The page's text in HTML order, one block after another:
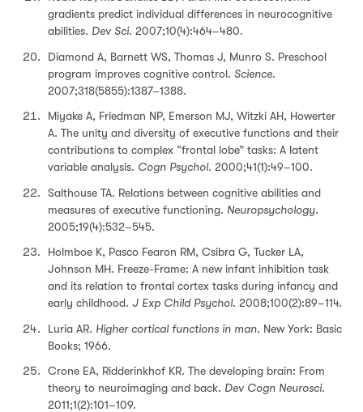
gradients predict individual differences in neurocognitive
abilities. Dev Sci. 2007;10(4):464–480.
Diamond A, Barnett WS, Thomas J, Munro S. Preschool
program improves cognitive control. Science.
2007;318(5855):1387–1388.
Miyake A, Friedman NP, Emerson MJ, Witzki AH, Howerter
A. The unity and diversity of executive functions and their
contributions to complex “frontal lobe” tasks: A latent
variable analysis. Cogn Psychol. 2000;41(1):49–100.
Salthouse TA. Relations between cognitive abilities and
measures of executive functioning. Neuropsychology.
2005;19(4):532–545.
Holmboe K, Pasco Fearon RM, Csibra G, Tucker LA,
Johnson MH. Freeze-Frame: A new infant inhibition task
and its relation to frontal cortex tasks during infancy and
early childhood. J Exp Child Psychol. 2008;100(2):89–114.
Luria AR. Higher cortical functions in man. New York: Basic
Books; 1966.
Crone EA, Ridderinkhof KR. The developing brain: From
theory to neuroimaging and back. Dev Cogn Neurosci.
2011;1(2):101–109.